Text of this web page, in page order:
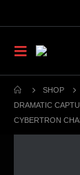
SHOP
DRAMATIC
CYBERTRON